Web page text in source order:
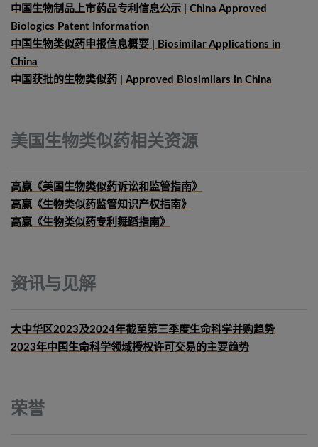
中国生物制品上市药品专利信息公示 | China Approved
Biologics Patent Information
中国生物类似药申报信息概要 | Biosimilar Applications in
China
中国获批的生物类似药 | Approved Biosimilars in China
美国生物类似药相关资源
高赢《美国生物类似药诉讼和监管指南》
高赢《生物类似药监管知识产权指南》
高赢《生物类似药专利舞蹈指南》
资讯与见解
大中华区2023及2024年截至第三季度生命科学并购趋势
2023年中国生命科学领域授权许可交易的主要趋势
荣誉